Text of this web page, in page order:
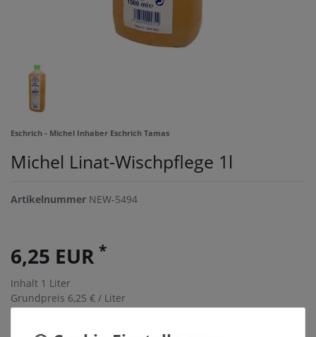
Eschrich - Michel Inhaber Eschrich Tamas
Michel Linat-Wischpflege 1l
Artikelnummer NEW-5494
6,25 EUR *
Inhalt 1 Liter
Grundpreis 6,25 € / Liter